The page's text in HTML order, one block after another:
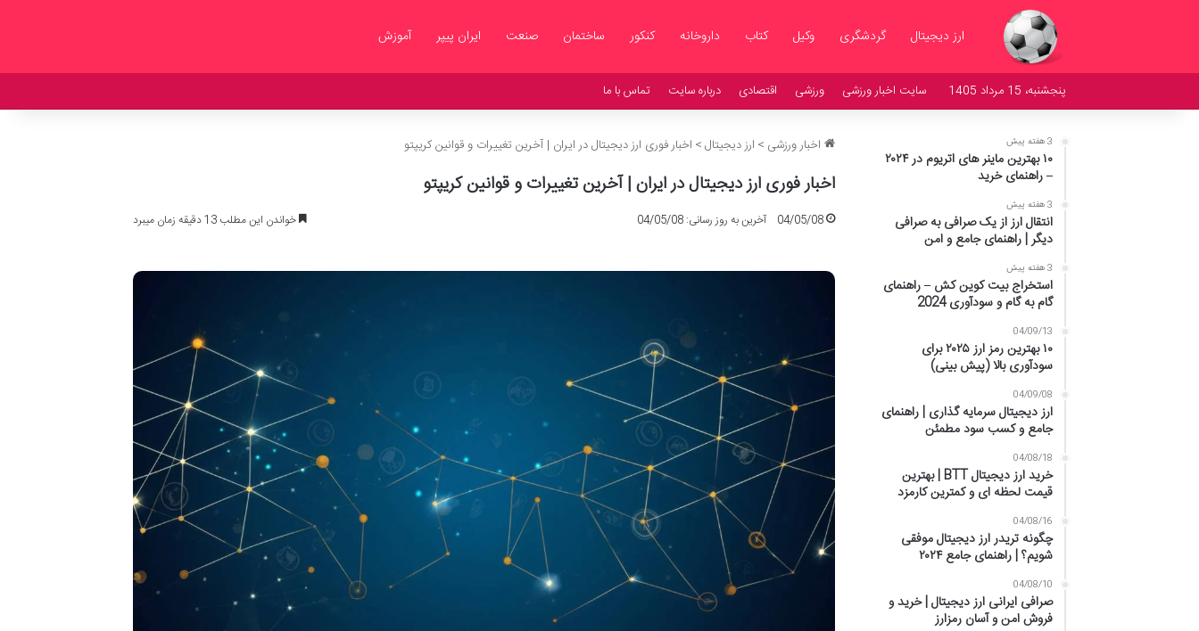
ارز دیجیتال گردشگری وکیل کتاب داروخانه کنکور ساختمان صنعت ایران پیپر آموزش
پنجشنبه، 15 مرداد 1405 سایت اخبار ورزشی ورزشی اقتصادی درباره سایت تماس با ما
اخبار ورزشی > ارز دیجیتال> اخبار فوری ارز دیجیتال در ایران | آخرین تغییرات و قوانین کریپتو
اخبار فوری ارز دیجیتال در ایران | آخرین تغییرات و قوانین کریپتو
04/05/08 آخرین به روز رسانی: 04/05/08 خواندن این مطلب 13 دقیقه زمان میبرد
3 هفته پیش
۱۰ بهترین ماینر های اتریوم در ۲۰۲۴
– راهنمای خرید
3 هفته پیش
انتقال ارز از یک صرافی به صرافی
دیگر | راهنمای جامع و امن
3 هفته پیش
استخراج بیت کوین کش – راهنمای
گام به گام و سودآوری 2024
04/09/13
۱۰ بهترین رمز ارز ۲۰۲۵ برای
سودآوری بالا (پیش بینی)
04/09/08
ارز دیجیتال سرمایه گذاری | راهنمای
جامع و کسب سود مطمئن
04/08/18
خرید ارز دیجیتال BTT | بهترین
قیمت لحظه ای و کمترین کارمزد
04/08/16
چگونه تریدر ارز دیجیتال موفقی
شویم؟ | راهنمای جامع ۲۰۲۴
04/08/10
صرافی ایرانی ارز دیجیتال | خرید و
فروش امن و آسان رمزارز